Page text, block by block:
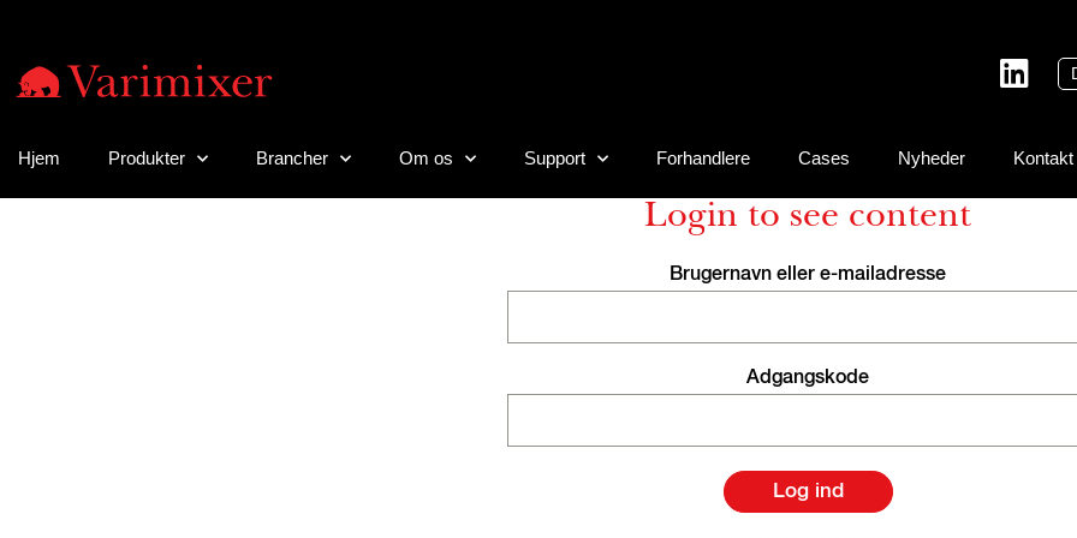
Hjem Produkter Brancher Om os Support Forhandlere Cases Nyheder Kontakt
Login to see content
Brugernavn eller e-mailadresse
Adgangskode